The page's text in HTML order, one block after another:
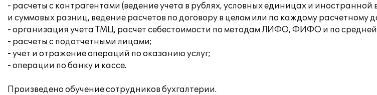
- расчеты с контрагентами (ведение учета в рублях, условных единицах и
и суммовых разниц, ведение расчетов по договору в целом или по каждому расчетному
- организация учета ТМЦ, расчет себестоимости по методам ЛИФО, ФИФО и по
- расчеты с подотчетными лицами;
- учет и отражение операций по оказанию услуг;
- операции по банку и кассе.
Произведено обучение сотрудников бухгалтерии.